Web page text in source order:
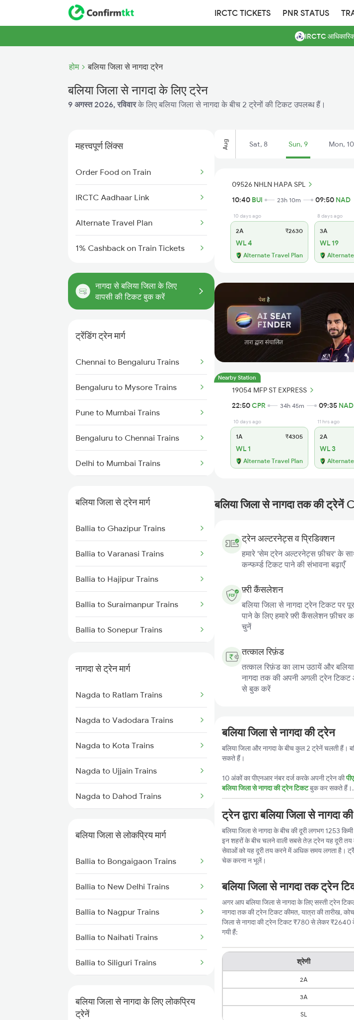
IRCTC TICKETS PNR STATUS
IRCTC आधिकारिक
होम बलिया जिला से नागदा ट्रेन
बलिया जिला से नागदा के लिए ट्रेन
9 अगस्त 2026, रविवारके लिए बलिया जिला से नागदा के बीच 2 ट्रेनों की टिकट उपलब्ध हैं।
महत्त्वपूर्ण लिंक्स
Order Food on Train
IRCTC Aadhaar Link
Alternate Travel Plan
1% Cashback on Train Tickets
नागदा से बलिया जिला के लिए
वापसी की टिकट बुक करें
ट्रेंडिंग ट्रेन मार्ग
Chennai to Bengaluru Trains
Bengaluru to Mysore Trains
Pune to Mumbai Trains
Bengaluru to Chennai Trains
Delhi to Mumbai Trains
Mumbai to Delhi Trains
Mumbai to Goa Trains
Chennai to Coimbatore Trains
बलिया जिला से ट्रेन मार्ग
Ballia to Ghazipur Trains
Ballia to Varanasi Trains
Ballia to Hajipur Trains
Ballia to Suraimanpur Trains
Ballia to Sonepur Trains
Ballia to Muzaffarpur Trains
Ballia to Lucknow Trains
Ballia to Azamgarh Trains
नागदा से ट्रेन मार्ग
Nagda to Ratlam Trains
Nagda to Vadodara Trains
Nagda to Kota Trains
Nagda to Ujjain Trains
Nagda to Dahod Trains
बलिया जिला से लोकप्रिय मार्ग
Ballia to Bongaigaon Trains
Ballia to New Delhi Trains
Ballia to Nagpur Trains
Ballia to Naihati Trains
Ballia to Siliguri Trains
Ballia to Naugachia Trains
बलिया जिला से नागदा के लिए लोकप्रिय
ट्रेनें
Aug Sat, 8 Sun, 9 Mon, 10
09526 NHLN HAPA SPL
10:40 BUI 23h 10m 09:50 NAD
10 days ago
2A ₹2630
WL 4
Alternate Travel Plan
8 days ago
3A
WL 19
Nearby Station
19054 MFP ST EXPRESS
22:50CPR 34h 45m 09:35 NAD
10 days ago
1A ₹4305
WL 1
Alternate Travel Plan
11 hrs ago
2A
WL 3
बलिया जिला से नागदा तक की
ट्रेन अल्टरनेट्स व प्रिडिक्शन
हमारे 'सेम ट्रेन अल्टरनेट्स फ़ीचर' के
कन्फर्म्ड टिकट पाने की संभावना बढ़ाएँ
फ़्री कैंसलेशन
बलिया जिला से नागदा ट्रेन टिकट पर
पाने के लिए हमारे फ़्री कैंसलेशन फ़ीचर
चुनें
तत्काल रिफ़ंड
तत्काल रिफ़ंड का लाभ उठायें और
नागदा तक की अपनी अगली ट्रेन टिकट
से बुक करें
बलिया जिला से नागदा की ट्रेन
बलिया जिला और नागदा के बीच कुल 2 ट्रेनें चलती हैं।
सकते हैं।
10 अंकों का पीएनआर नंबर दर्ज करके अपनी ट्रेन की
बलिया जिला से नागदा की ट्रेन टिकटबुक कर सकते हैं।.
ट्रेन द्वारा बलिया जिला से नागदा
बलिया जिला से नागदा के बीच की दूरी लगभग 1253
इन शहरों के बीच चलने वाली सबसे तेज़ ट्रेन यह दूरी
सेवाओं को यह दूरी तय करने में अधिक समय लगता है।
चेक करना न भूलें।
बलिया जिला से नागदा तक ट्रेन
अगर आप बलिया जिला से नागदा के लिए सस्ती ट्रेन
नागदा तक की ट्रेन टिकट कीमत, यात्रा की तारीख,
जिला से नागदा की ट्रेन टिकट ₹780 से लेकर ₹2640
गयी हैं:
श्रेणी
2A
3A
SL